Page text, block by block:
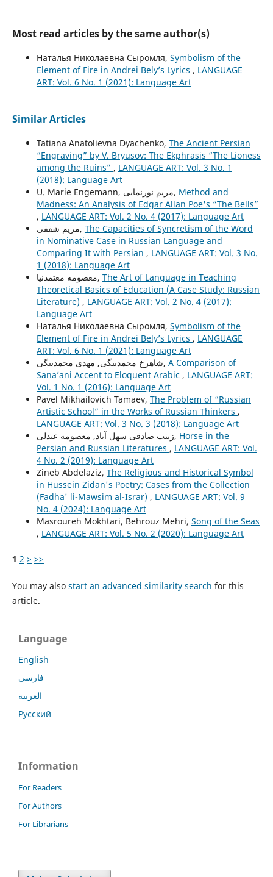
Most read articles by the same author(s)
Наталья Николаевна Сыромля, Symbolism of the
Element of Fire in Andrei Bely’s Lyrics , LANGUAGE
ART: Vol. 6 No. 1 (2021): Language Art
Similar Articles
Tatiana Anatolievna Dyachenko, The Ancient Persian
“Engraving” by V. Bryusov: The Ekphrasis “The Lioness
among the Ruins” , LANGUAGE ART: Vol. 3 No. 1
(2018): Language Art
U. Marie Engemann, مریم نورنمایی, Method and
Madness: An Analysis of Edgar Allan Poe's “The Bells”
, LANGUAGE ART: Vol. 2 No. 4 (2017): Language Art
مریم شفقی, The Capacities of Syncretism of the Word
in Nominative Case in Russian Language and
Comparing It with Persian , LANGUAGE ART: Vol. 3 No.
1 (2018): Language Art
معصومه معتمدنیا, The Art of Language in Teaching
Theoretical Basics of Education (A Case Study: Russian
Literature) , LANGUAGE ART: Vol. 2 No. 4 (2017):
Language Art
Наталья Николаевна Сыромля, Symbolism of the
Element of Fire in Andrei Bely’s Lyrics , LANGUAGE
ART: Vol. 6 No. 1 (2021): Language Art
شاهرخ محمدبیگی, مهدی محمدبیگی, A Comparison of
Sana’ani Accent to Eloquent Arabic , LANGUAGE ART:
Vol. 1 No. 1 (2016): Language Art
Pavel Mikhailovich Tamaev, The Problem of “Russian
Artistic School” in the Works of Russian Thinkers ,
LANGUAGE ART: Vol. 3 No. 3 (2018): Language Art
زینب صادقی سهل آباد, معصومه عبدلی, Horse in the
Persian and Russian Literatures , LANGUAGE ART: Vol.
4 No. 2 (2019): Language Art
Zineb Abdelaziz, The Religious and Historical Symbol
in Hussein Zidan's Poetry: Cases from the Collection
(Fadha' li-Mawsim al-Israr) , LANGUAGE ART: Vol. 9
No. 4 (2024): Language Art
Masroureh Mokhtari, Behrouz Mehri, Song of the Seas
, LANGUAGE ART: Vol. 5 No. 2 (2020): Language Art
1 2 > >>
You may also start an advanced similarity search for this
article.
Language
English
فارسی
العربية
Русский
Information
For Readers
For Authors
For Librarians